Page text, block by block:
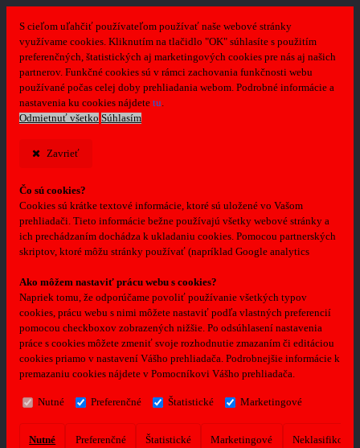
S cieľom uľahčiť používateľom používať naše webové stránky
využívame cookies. Kliknutím na tlačidlo "OK" súhlasíte s použitím
preferenčných, štatistických aj marketingových cookies pre nás aj našich
partnerov. Funkčné cookies sú v rámci zachovania funkčnosti webu
používané počas celej doby prehliadania webom. Podrobné informácie a
nastavenia ku cookies nájdete tu.
Odmietnuť všetko Súhlasím
Zavrieť
Čo sú cookies?
Cookies sú krátke textové informácie, ktoré sú uložené vo Vašom
prehliadači. Tieto informácie bežne používajú všetky webové stránky a
ich prechádzaním dochádza k ukladaniu cookies. Pomocou partnerských
skriptov, ktoré môžu stránky používať (napríklad Google analytics
Ako môžem nastaviť prácu webu s cookies?
Napriek tomu, že odporúčame povoliť používanie všetkých typov
cookies, prácu webu s nimi môžete nastaviť podľa vlastných preferencií
pomocou checkboxov zobrazených nižšie. Po odsúhlasení nastavenia
práce s cookies môžete zmeniť svoje rozhodnutie zmazaním či editáciou
cookies priamo v nastavení Vášho prehliadača. Podrobnejšie informácie k
premazaniu cookies nájdete v Pomocníkovi Vášho prehliadača.
Nutné Preferenčné Štatistické Marketingové
Nutné
Preferenčné
Štatistické
Marketingové